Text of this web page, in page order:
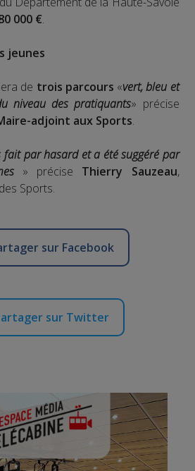
000 €.
jeunes
de trois parcours «vert, bleu et
niveau des pratiquants» précise
adjoint aux Sports.
fait par hasard et a été suggéré par
» précise Thierry Sauzeau,
Sports.
sur Facebook
sur Twitter